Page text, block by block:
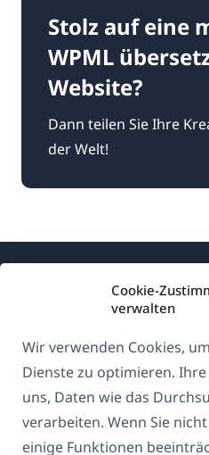
Cookie-
verwalten
Wir verwenden Cookies,
Dienste zu optimieren.
uns, Daten wie das
verarbeiten. Wenn Sie
einige Funktionen
Stolz auf eine
WPML
Website?
Dann teilen Sie Ihre
der Welt!
Über
DSGVO &
Unserem